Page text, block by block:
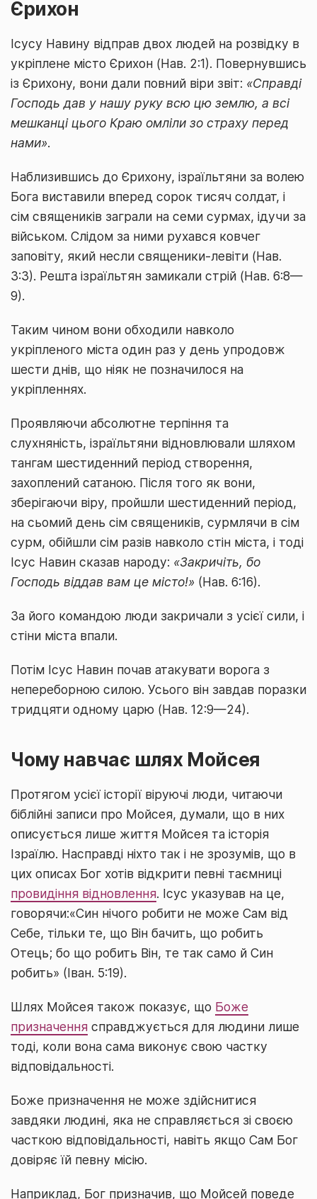
Єрихон
Ісусу Навину відправ двох людей на розвідку в
укріплене місто Єрихон (Нав. 2:1). Повернувшись
із Єрихону, вони дали повний віри звіт: «Справді
Господь дав у нашу руку всю цю землю, а всі
мешканці цього Краю омліли зо страху перед
нами».
Наблизившись до Єрихону, ізраїльтяни за волею
Бога виставили вперед сорок тисяч солдат, і
сім священиків заграли на семи сурмах, ідучи за
військом. Слідом за ними рухався ковчег
заповіту, який несли священики-левіти (Нав.
3:3). Решта ізраїльтян замикали стрій (Нав. 6:8—
9).
Таким чином вони обходили навколо
укріпленого міста один раз у день упродовж
шести днів, що ніяк не позначилося на
укріпленнях.
Проявляючи абсолютне терпіння та
слухняність, ізраїльтяни відновлювали шляхом
тангам шестиденний період створення,
захоплений сатаною. Після того як вони,
зберігаючи віру, пройшли шестиденний період,
на сьомий день сім священиків, сурмлячи в сім
сурм, обійшли сім разів навколо стін міста, і тоді
Ісус Навин сказав народу: «Закричіть, бо
Господь віддав вам це місто!» (Нав. 6:16).
За його командою люди закричали з усієї сили, і
стіни міста впали.
Потім Ісус Навин почав атакувати ворога з
непереборною силою. Усього він завдав поразки
тридцяти одному царю (Нав. 12:9—24).
Чому навчає шлях Мойсея
Протягом усієї історії віруючі люди, читаючи
біблійні записи про Мойсея, думали, що в них
описується лише життя Мойсея та історія
Ізраїлю. Насправді ніхто так і не зрозумів, що в
цих описах Бог хотів відкрити певні таємниці
провидіння відновлення. Ісус указував на це,
говорячи:«Син нічого робити не може Сам від
Себе, тільки те, що Він бачить, що робить
Отець; бо що робить Він, те так само й Син
робить» (Іван. 5:19).
Шлях Мойсея також показує, що Боже
призначення справджується для людини лише
тоді, коли вона сама виконує свою частку
відповідальності.
Боже призначення не може здійснитися
завдяки людині, яка не справляється зі своєю
часткою відповідальності, навіть якщо Сам Бог
довіряє їй певну місію.
Наприклад, Бог призначив, що Мойсей поведе